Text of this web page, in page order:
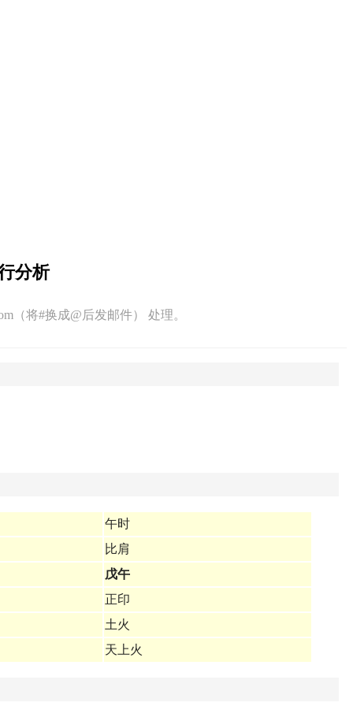
分析
（将#换成@后发邮件） 处理。
午时
比肩
戊午
正印
土火
天上火